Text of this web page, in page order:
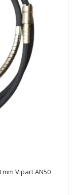
Vipart AN50